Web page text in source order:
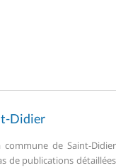
Didier
de Saint-Didier
de publications détaillées